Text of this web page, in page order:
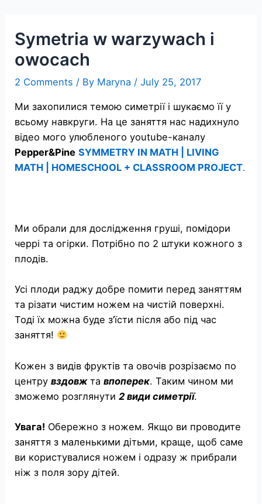
content
Symetria w warzywach i
owocach
2 Comments / By Maryna /July 25, 2017
Ми захопилися темою симетрії і шукаємо її у
всьому навкруги. На це заняття нас надихнуло
відео мого улюбленого youtube-каналу
Pepper&Pine SYMMETRY IN MATH | LIVING
MATH | HOMESCHOOL + CLASSROOM PROJECT.
Ми обрали для дослідження груші, помідори
черрі та огірки. Потрібно по 2 штуки кожного з
плодів.
Усі плоди раджу добре помити перед заняттям
та різати чистим ножем на чистій поверхні.
Тоді їх можна буде з’їсти після або під час
заняття!
Кожен з видів фруктів та овочів розрізаємо по
центрувздовж тавпоперек. Таким чином ми
зможемо розглянути2 види симетрії.
Увага! Обережно з ножем. Якщо ви проводите
заняття з маленькими дітьми, краще, щоб саме
ви користувалися ножем і одразу ж прибрали
ніж з поля зору дітей.